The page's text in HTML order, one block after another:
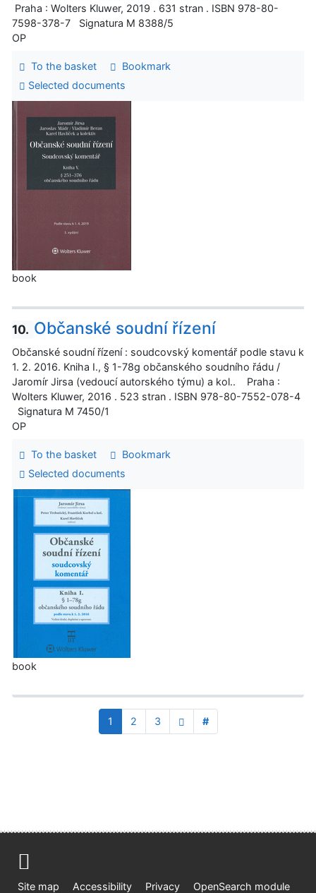
Praha : Wolters Kluwer, 2019 . 631 stran . ISBN 978-80-
7598-378-7 Signatura M 8388/5
OP
To the basket
Bookmark
Selected documents
book
10. Občanské soudní řízení
Občanské soudní řízení : soudcovský komentář podle stavu k
1. 2. 2016. Kniha I., § 1-78g občanského soudního řádu /
Jaromír Jirsa (vedoucí autorského týmu) a kol.. Praha :
Wolters Kluwer, 2016 . 523 stran . ISBN 978-80-7552-078-4
Signatura M 7450/1
OP
To the basket
Bookmark
Selected documents
book
1 2 3 #
Site map Accessibility Privacy OpenSearch module